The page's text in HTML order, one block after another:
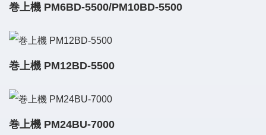
巻上機 PM6BD-5500/PM10BD-5500
巻上機 PM12BD-5500
巻上機 PM24BU-7000